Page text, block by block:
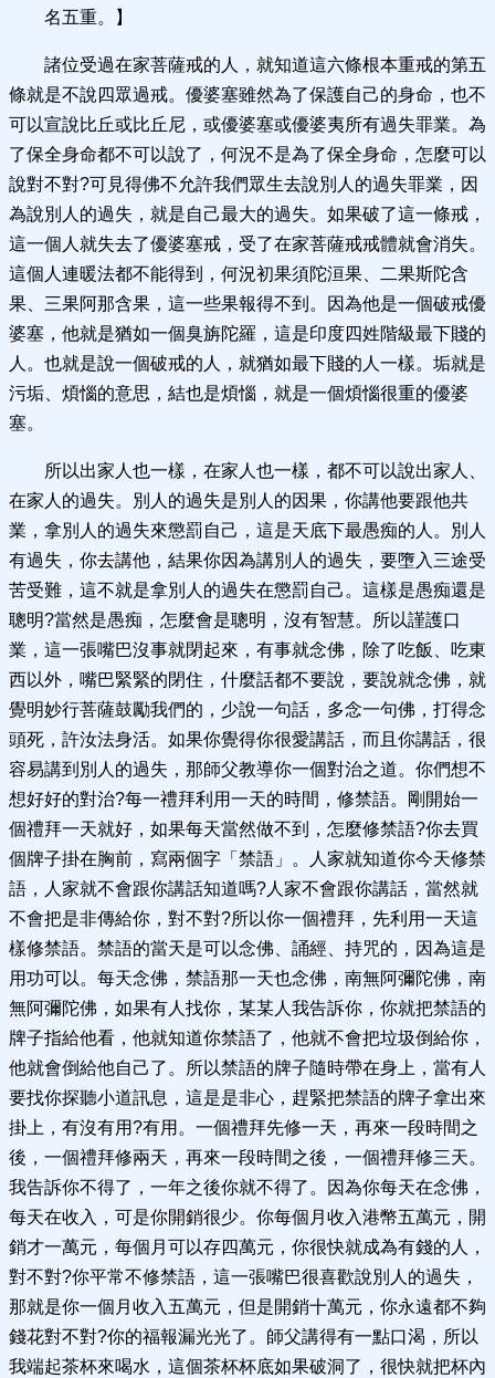
名五重。】
諸位受過在家菩薩戒的人，就知道這六條根本重戒的第五
條就是不說四眾過戒。優婆塞雖然為了保護自己的身命，也不
可以宣說比丘或比丘尼，或優婆塞或優婆夷所有過失罪業。為
了保全身命都不可以說了，何況不是為了保全身命，怎麼可以
說對不對?可見得佛不允許我們眾生去說別人的過失罪業，因
為說別人的過失，就是自己最大的過失。如果破了這一條戒，
這一個人就失去了優婆塞戒，受了在家菩薩戒戒體就會消失。
這個人連暖法都不能得到，何況初果須陀洹果、二果斯陀含
果、三果阿那含果，這一些果報得不到。因為他是一個破戒優
婆塞，他就是猶如一個臭旃陀羅，這是印度四姓階級最下賤的
人。也就是說一個破戒的人，就猶如最下賤的人一樣。垢就是
污垢、煩惱的意思，結也是煩惱，就是一個煩惱很重的優婆
塞。
所以出家人也一樣，在家人也一樣，都不可以說出家人、
在家人的過失。別人的過失是別人的因果，你講他要跟他共
業，拿別人的過失來懲罰自己，這是天底下最愚痴的人。別人
有過失，你去講他，結果你因為講別人的過失，要墮入三途受
苦受難，這不就是拿別人的過失在懲罰自己。這樣是愚痴還是
聰明?當然是愚痴，怎麼會是聰明，沒有智慧。所以謹護口
業，這一張嘴巴沒事就閉起來，有事就念佛，除了吃飯、吃東
西以外，嘴巴緊緊的閉住，什麼話都不要說，要說就念佛，就
覺明妙行菩薩鼓勵我們的，少說一句話，多念一句佛，打得念
頭死，許汝法身活。如果你覺得你很愛講話，而且你講話，很
容易講到別人的過失，那師父教導你一個對治之道。你們想不
想好好的對治?每一禮拜利用一天的時間，修禁語。剛開始一
個禮拜一天就好，如果每天當然做不到，怎麼修禁語?你去買
個牌子掛在胸前，寫兩個字「禁語」。人家就知道你今天修禁
語，人家就不會跟你講話知道嗎?人家不會跟你講話，當然就
不會把是非傳給你，對不對?所以你一個禮拜，先利用一天這
樣修禁語。禁語的當天是可以念佛、誦經、持咒的，因為這是
用功可以。每天念佛，禁語那一天也念佛，南無阿彌陀佛，南
無阿彌陀佛，如果有人找你，某某人我告訴你，你就把禁語的
牌子指給他看，他就知道你禁語了，他就不會把垃圾倒給你，
他就會倒給他自己了。所以禁語的牌子隨時帶在身上，當有人
要找你探聽小道訊息，這是是非心，趕緊把禁語的牌子拿出來
掛上，有沒有用?有用。一個禮拜先修一天，再來一段時間之
後，一個禮拜修兩天，再來一段時間之後，一個禮拜修三天。
我告訴你不得了，一年之後你就不得了。因為你每天在念佛，
每天在收入，可是你開銷很少。你每個月收入港幣五萬元，開
銷才一萬元，每個月可以存四萬元，你很快就成為有錢的人，
對不對?你平常不修禁語，這一張嘴巴很喜歡說別人的過失，
那就是你一個月收入五萬元，但是開銷十萬元，你永遠都不夠
錢花對不對?你的福報漏光光了。師父講得有一點口渴，所以
我端起茶杯來喝水，這個茶杯杯底如果破洞了，很快就把杯內